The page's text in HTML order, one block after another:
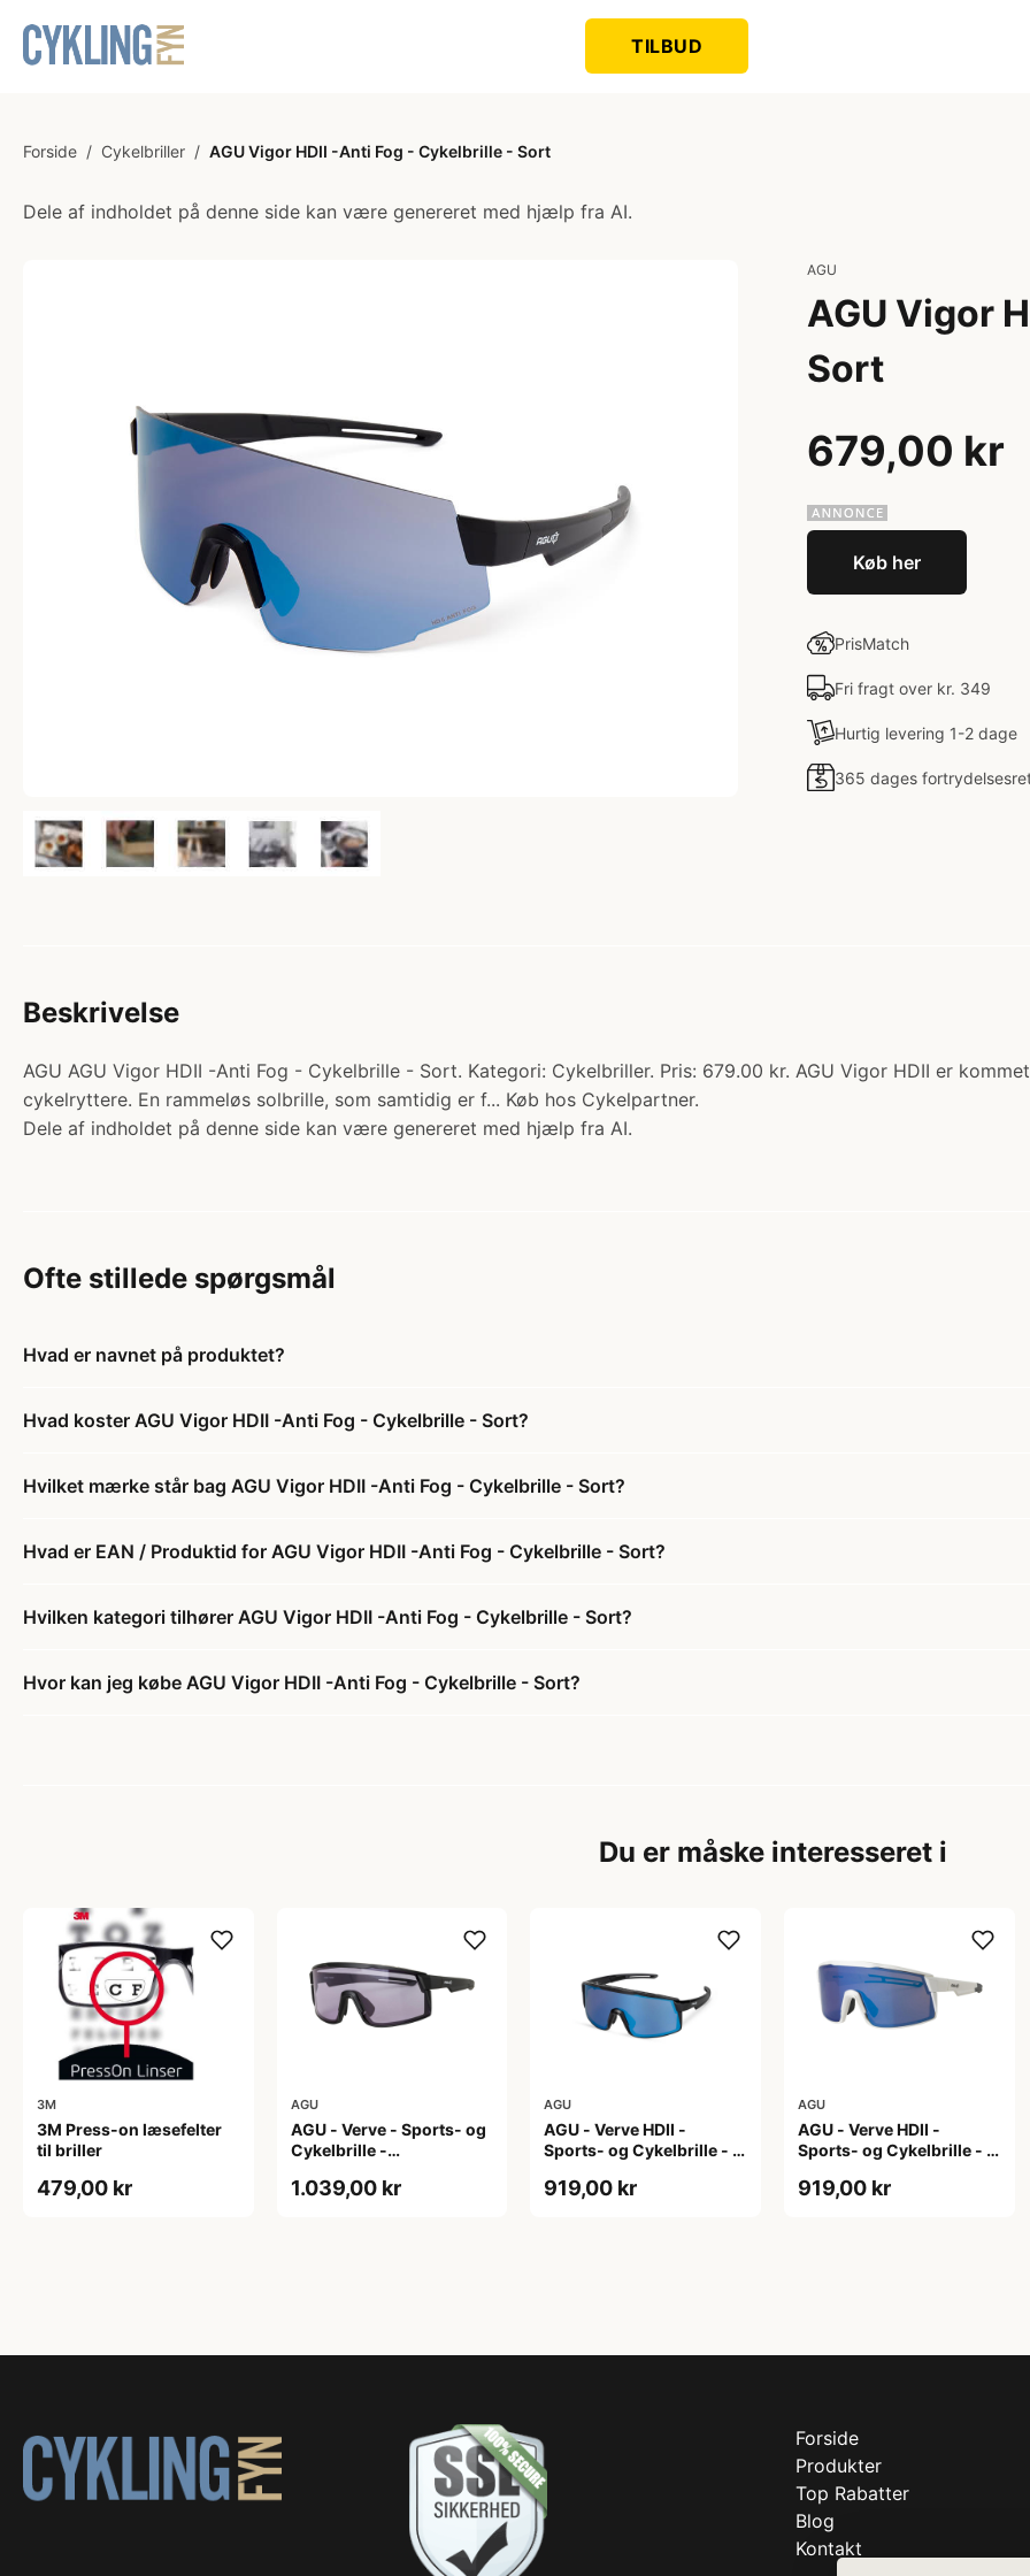
TILBUD
Forside / Cykelbriller / AGU Vigor HDII -Anti Fog - Cykelbrille - Sort
Dele af indholdet på denne side kan være genereret med hjælp fra AI.
AGU
AGU Vigor
Sort
679,00 kr
Køb her
PrisMatch
Fri fragt over kr. 349
Hurtig levering 1-2 dage
365 dages
Beskrivelse
AGU AGU Vigor HDII -Anti Fog - Cykelbrille - Sort. Kategori: Cykelbriller. Pris: 679.00 kr. AGU Vigor HDII er
cykelryttere. En rammeløs solbrille, som samtidig er f... Køb hos Cykelpartner.
Dele af indholdet på denne side kan være genereret med hjælp fra AI.
Ofte stillede spørgsmål
Hvad er navnet på produktet?
Hvad koster AGU Vigor HDII -Anti Fog - Cykelbrille - Sort?
Hvilket mærke står bag AGU Vigor HDII -Anti Fog - Cykelbrille - Sort?
Hvad er EAN / Produktid for AGU Vigor HDII -Anti Fog - Cykelbrille - Sort?
Hvilken kategori tilhører AGU Vigor HDII -Anti Fog - Cykelbrille - Sort?
Hvor kan jeg købe AGU Vigor HDII -Anti Fog - Cykelbrille - Sort?
Du er måske interesseret i
3M
3M Press-on læsefelter
til briller
479,00 kr
AGU
AGU - Verve - Sports- og
Cykelbrille -
Sort
1.039,00 kr
AGU
AGU - Verve HDII -
Sports- og Cykelbrille - 3
919,00 kr
AGU
AGU - Verve HDII -
Sports- og Cykelbrille - 3
919,00 kr
Forside
Produkter
Top Rabatter
Blog
Kontakt